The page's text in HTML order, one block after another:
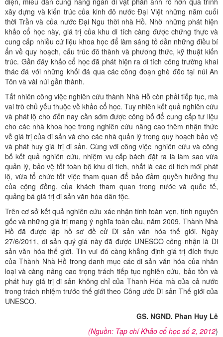
xây dựng và kiến trúc của kinh đô nước Đại Việt những năm cuối
thời Trần và của nước Đại Ngu thời nhà Hồ. Nhờ những phát hiện
khảo cổ học này, giá trị của khu di tích càng được chứng thực và
cung cấp nhiều cứ liệu khoa học để làm sáng tỏ dần những điều bí
ẩn về quy hoạch, cấu trúc đô thành và phương thức, kỹ thuật kiến
trúc. Gần đây khảo cổ học đã phát hiện ra di tích công trường khai
thác đá với những khối đá qua các công đoạn ghè đẽo tại núi An
Tôn và vài núi gần thành.
Tất nhiên công việc nghiên cứu thành Nhà Hồ còn phải tiếp tục, mà
vai trò chủ yếu thuộc về khảo cổ học. Tuy nhiên kết quả nghiên cứu
và phát lộ cho đến nay cần sớm được công bố để cung cấp tư liệu
cho các nhà khoa học trong nghiên cứu nâng cao thêm nhận thức
về giá trị của di sản và cho các nhà quản lý trong quy hoạch bảo vệ
và phát huy giá trị di sản. Cùng với công việc nghiên cứu và công
bố kết quả nghiên cứu, nhiệm vụ cấp bách đặt ra là làm sao vừa
quản lý, bảo vệ tốt toàn bộ khu di tích, nhất là các di tích mới phát
lộ, vừa tổ chức tốt việc tham quan để bảo đảm quyền hưởng thụ
của cộng đồng, của khách tham quan trong nước và quốc tế,
quảng bá giá trị di sản văn hóa dân tộc.
Trên cơ sở kết quả nghiên cứu xác nhận tính toàn vẹn, tính nguyên
gốc và những giá trị mang ý nghĩa toàn cầu, năm 2009, Thành Nhà
Hồ đã được lập hồ sơ đề cử Di sản văn hóa thế giới. Ngày
27/6/2011, di sản quý giá này đã được UNESCO công nhận là Di
sản văn hóa thế giới. Tin vui đó càng khẳng định giá trị đích thực
của Thành Nhà Hồ trong danh mục các di sản văn hóa của nhân
loại và càng nâng cao trọng trách tiếp tục nghiên cứu, bảo tồn và
phát huy giá trị di sản không chỉ của Thanh Hóa mà của cả nước
trong trách nhiệm trước thế giới theo Công ước Di sản Thế giới của
UNESCO.
GS. NGND. Phan Huy Lê
(Nguồn: Tạp chí Khảo cổ học số 2, 2012)